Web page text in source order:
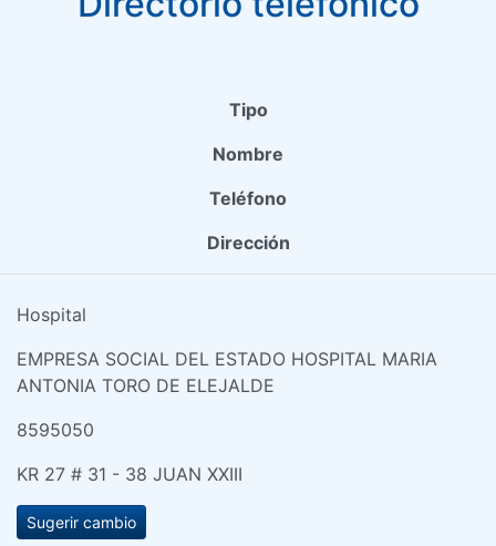
Tipo
Nombre
Teléfono
Dirección
Hospital
EMPRESA SOCIAL DEL ESTADO HOSPITAL MARIA
ANTONIA TORO DE ELEJALDE
8595050
KR 27 # 31 - 38 JUAN XXIII
Sugerir cambio